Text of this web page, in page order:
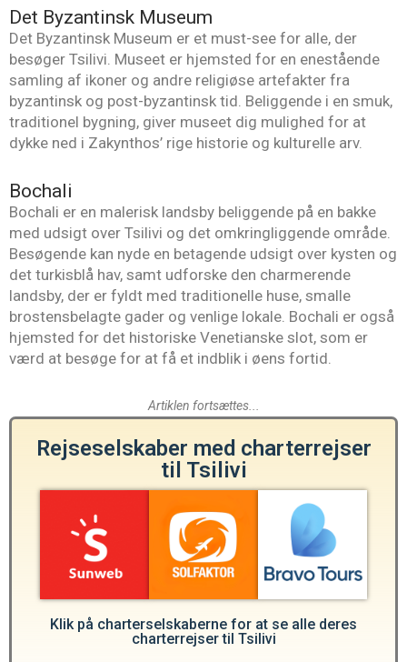
Det Byzantinsk Museum
Det Byzantinsk Museum er et must-see for alle, der
besøger Tsilivi. Museet er hjemsted for en enestående
samling af ikoner og andre religiøse artefakter fra
byzantinsk og post-byzantinsk tid. Beliggende i en smuk,
traditionel bygning, giver museet dig mulighed for at
dykke ned i Zakynthos’ rige historie og kulturelle arv.
Bochali
Bochali er en malerisk landsby beliggende på en bakke
med udsigt over Tsilivi og det omkringliggende område.
Besøgende kan nyde en betagende udsigt over kysten og
det turkisblå hav, samt udforske den charmerende
landsby, der er fyldt med traditionelle huse, smalle
brostensbelagte gader og venlige lokale. Bochali er også
hjemsted for det historiske Venetianske slot, som er
værd at besøge for at få et indblik i øens fortid.
Artiklen fortsættes...
Rejseselskaber med charterrejser
til Tsilivi
Klik på charterselskaberne for at se alle deres
charterrejser til Tsilivi